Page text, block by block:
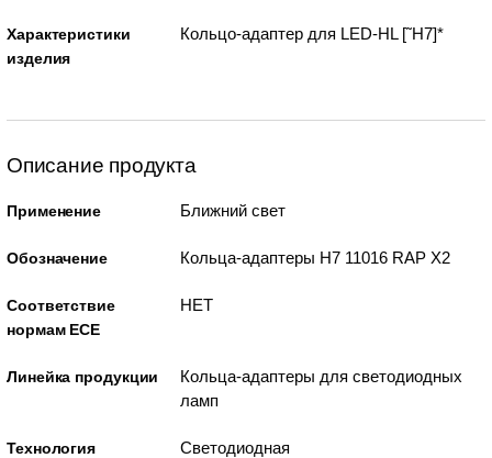
Характеристики
изделия
Кольцо-адаптер для LED-HL [˜H7]*
Описание продукта
Применение Ближний свет
Обозначение Кольца-адаптеры H7 11016 RAP X2
Соответствие
нормам ECE
НЕТ
Линейка продукции
Кольца-адаптеры для светодиодных
ламп
Технология Светодиодная